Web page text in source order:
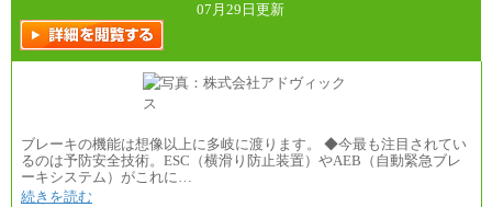
（３）
月給：190,000円～
想定年収：340万円～610万円
年収例：
・460万円/28歳・月給26万円
・520万円/32歳・月給29万円
（４）
月給：201,000円～
想定年収：360万円～680万円
年収例：
07月29日更新
ブレーキの機能は想像以上に多岐に渡ります。 ◆今最も注目されてい
るのは予防安全技術。ESC（横滑り防止装置）やAEB（自動緊急ブレ
ーキシステム）がこれに…
続きを読む